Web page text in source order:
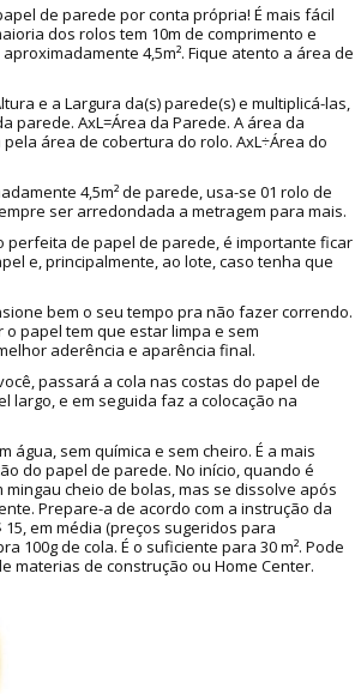
de parede por conta própria! É mais fácil
dos rolos tem 10m de comprimento e
4,5m². Fique atento a área de
e a Largura da(s) parede(s) e multiplicá-las,
parede. AxL=Área da Parede. A área da
área de cobertura do rolo. AxL÷Área do
4,5m² de parede, usa-se 01 rolo de
ser arredondada a metragem para mais.
perfeita de papel de parede, é importante ficar
e, principalmente, ao lote, caso tenha que
bem o seu tempo pra não fazer correndo.
papel tem que estar limpa e sem
aderência e aparência final.
passará a cola nas costas do papel de
largo, e em seguida faz a colocação na
água, sem química e sem cheiro. É a mais
do papel de parede. No início, quando é
cheio de bolas, mas se dissolve após
Prepare-a de acordo com a instrução da
15, em média (preços sugeridos para
100g de cola. É o suficiente para 30 m². Pode
materias de construção ou Home Center.